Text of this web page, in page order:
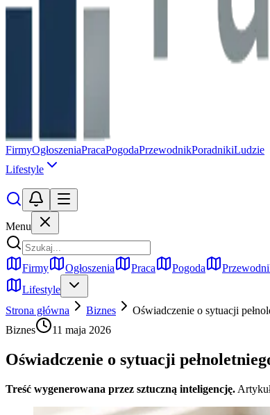
FirmyOgłoszeniaPracaPogodaPrzewodnikPoradnikiLudzie
Lifestyle
Menu
Firmy Ogłoszenia Praca Pogoda
Lifestyle
Strona główna
Biznes
Oświadczenie o sytuacji
Biznes
11 maja 2026
Oświadczenie o sytuacji
Treść wygenerowana przez sztuczną inteligencję.